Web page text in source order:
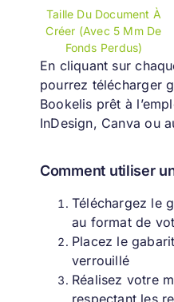
Taille Du Document À
Créer (avec 5 Mm De
Fonds Perdus)
En cliquant sur
pourrez télécharger
Bookelis prêt à
InDesign, Canva ou
Comment utiliser
Téléchargez le
au format de
Placez le
verrouillé
Réalisez votre